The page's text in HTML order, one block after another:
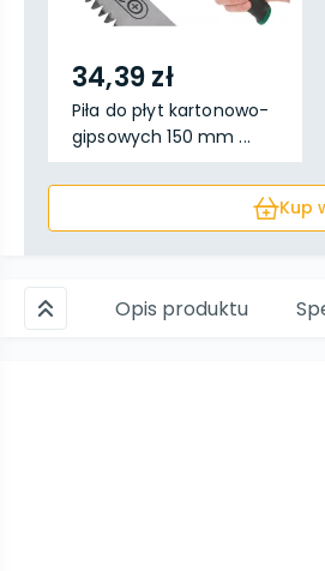
34,39 zł
Piła do płyt kartonowo-
gipsowych 150 mm ...
Kup
Opis produktu